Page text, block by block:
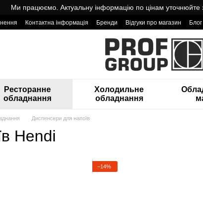
Ми працюємо. Актуальну інформацію по цінам
Контактна інформація Бренди Відгуки про магазин Блог
Ресторанне
обладнання
Холодильне
обладнання
Диспенсери для напоїв
Hendi
−14%